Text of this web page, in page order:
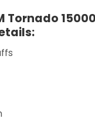
Tornado